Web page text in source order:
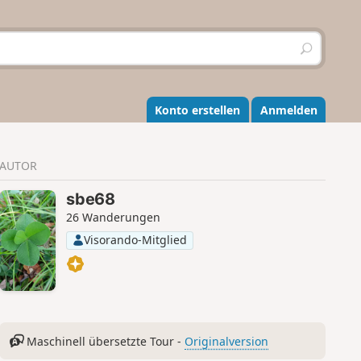
S
u
h
e
n
Konto erstellen Anmelden
AUTOR
sbe68
26 Wanderungen
Visorando-Mitglied
Maschinell übersetzte Tour - Originalversion